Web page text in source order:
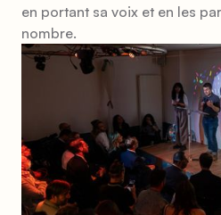
en portant sa voix et en les
nombre.